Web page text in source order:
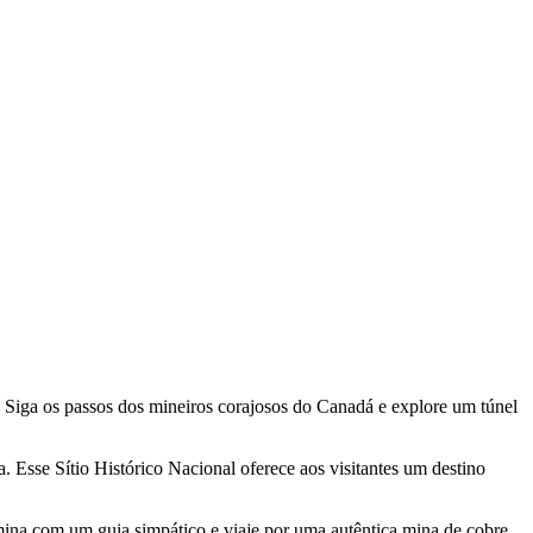
os passos dos mineiros corajosos do Canadá e explore um túnel
Esse Sítio Histórico Nacional oferece aos visitantes um destino